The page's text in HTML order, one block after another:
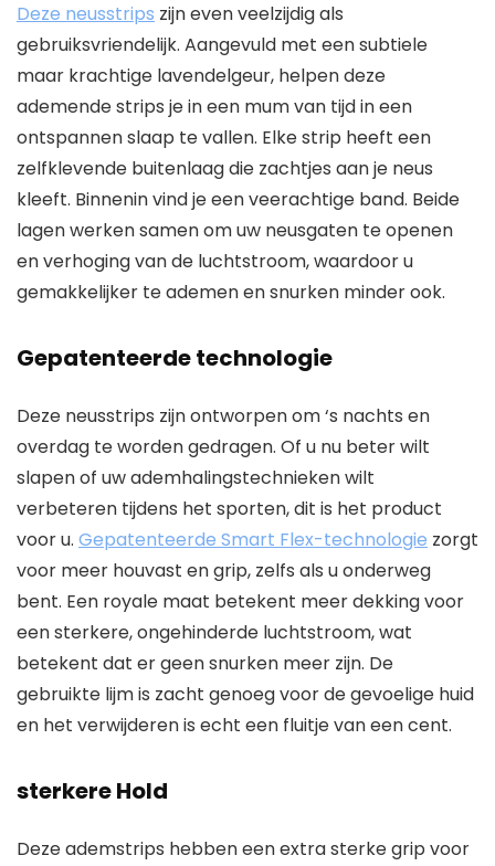
Deze neusstrips zijn even veelzijdig als
gebruiksvriendelijk. Aangevuld met een subtiele
maar krachtige lavendelgeur, helpen deze
ademende strips je in een mum van tijd in een
ontspannen slaap te vallen. Elke strip heeft een
zelfklevende buitenlaag die zachtjes aan je neus
kleeft. Binnenin vind je een veerachtige band. Beide
lagen werken samen om uw neusgaten te openen
en verhoging van de luchtstroom, waardoor u
gemakkelijker te ademen en snurken minder ook.
Gepatenteerde technologie
Deze neusstrips zijn ontworpen om ‘s nachts en
overdag te worden gedragen. Of u nu beter wilt
slapen of uw ademhalingstechnieken wilt
verbeteren tijdens het sporten, dit is het product
voor u. Gepatenteerde Smart Flex-technologie zorgt
voor meer houvast en grip, zelfs als u onderweg
bent. Een royale maat betekent meer dekking voor
een sterkere, ongehinderde luchtstroom, wat
betekent dat er geen snurken meer zijn. De
gebruikte lijm is zacht genoeg voor de gevoelige huid
en het verwijderen is echt een fluitje van een cent.
sterkere Hold
Deze ademstrips hebben een extra sterke grip voor